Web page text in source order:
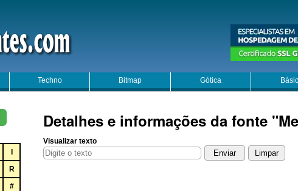
Techno Bitmap Gótica
R
#
Detalhes e informações da fonte
Visualizar texto